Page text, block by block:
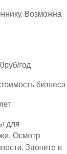
Возможна
год
бизнеса
для
Осмотр
Звоните в